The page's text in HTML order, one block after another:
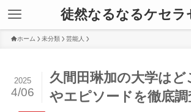
徒然なるなるケセラ
ホーム 未分類 芸能人
久間田琳加の大学はど
やエピソードを徹底調
2025
4/06